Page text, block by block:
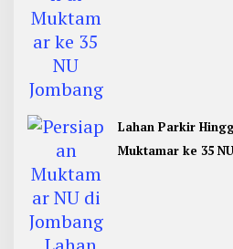
Lahan Parkir
Muktamar ke 35